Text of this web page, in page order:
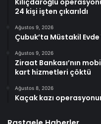
Kılıçdaroğlu
24 kişi işten çıkarıldı
Ağustos 9, 2026
Çubuk’ta Müstakil Evde
Ağustos 9, 2026
Ziraat Bankası’nın
kart hizmetleri çöktü
Ağustos 8, 2026
Kaçak kazı